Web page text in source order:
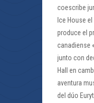
coescribe
Ice House
produce el
canadiense
junto con
Hall en
aventura
del dúo